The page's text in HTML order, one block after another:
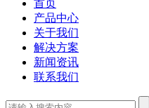
首页
产品中心
关于我们
解决方案
新闻资讯
联系我们